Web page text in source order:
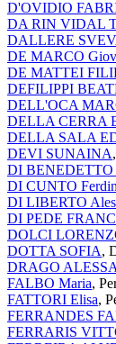
D'OVIDIO
DA RIN VIDAL
DALLERE
DE MARCO
DE MATTEI
DEFILIPPI
DELL'OCA
DELLA CERRA
DELLA SALA
DEVI SUNAINA
DI
DI CUNTO
DI LIBERTO
DI PEDE
DOLCI
DOTTA SOFIA,
DRAGO
FALBO Maria,
FATTORI Elisa,
FERRANDES
FERRARIS